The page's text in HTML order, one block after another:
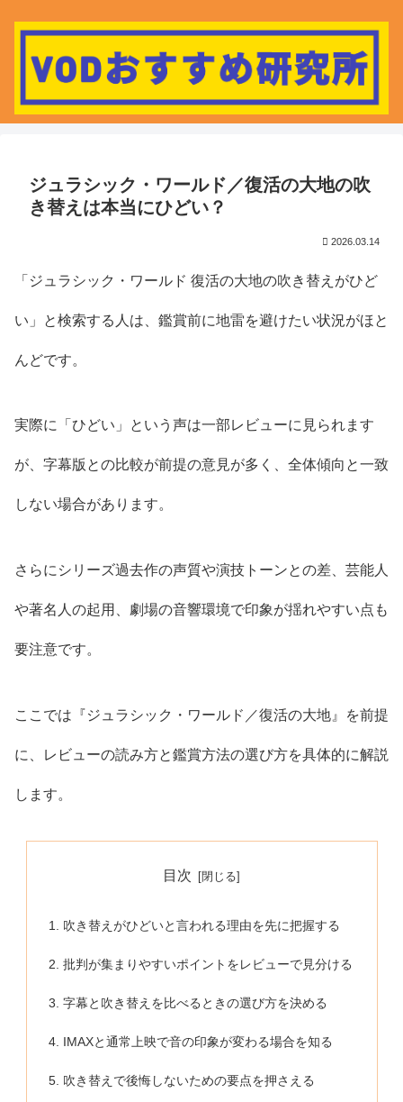
ジュラシック・ワールド／復活の大地の吹
き替えは本当にひどい？
2026.03.14
「ジュラシック・ワールド 復活の大地の吹き替えがひど
い」と検索する人は、鑑賞前に地雷を避けたい状況がほと
んどです。
実際に「ひどい」という声は一部レビューに見られます
が、字幕版との比較が前提の意見が多く、全体傾向と一致
しない場合があります。
さらにシリーズ過去作の声質や演技トーンとの差、芸能人
や著名人の起用、劇場の音響環境で印象が揺れやすい点も
要注意です。
ここでは『ジュラシック・ワールド／復活の大地』を前提
に、レビューの読み方と鑑賞方法の選び方を具体的に解説
します。
目次
吹き替えがひどいと言われる理由を先に把握する
批判が集まりやすいポイントをレビューで見分ける
字幕と吹き替えを比べるときの選び方を決める
IMAXと通常上映で音の印象が変わる場合を知る
吹き替えで後悔しないための要点を押さえる